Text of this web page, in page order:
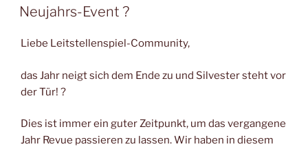
AM
Neujahrs-Event ?
Liebe Leitstellenspiel-Community,
das Jahr neigt sich dem Ende zu und Silvester steht vor
der Tür! ?
Dies ist immer ein guter Zeitpunkt, um das vergangene
Jahr Revue passieren zu lassen. Wir haben in diesem